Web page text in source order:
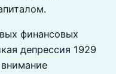
финансовых
депрессия 1929